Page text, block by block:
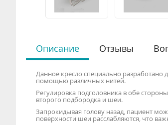
Описание
Данное кресло специально разработано
помощью различных нитей.
Регулировка подголовника в обе
второго подбородка и шеи.
Запрокидывая голову назад, пациент
поверхности шеи расслабляются, что
Отзывы